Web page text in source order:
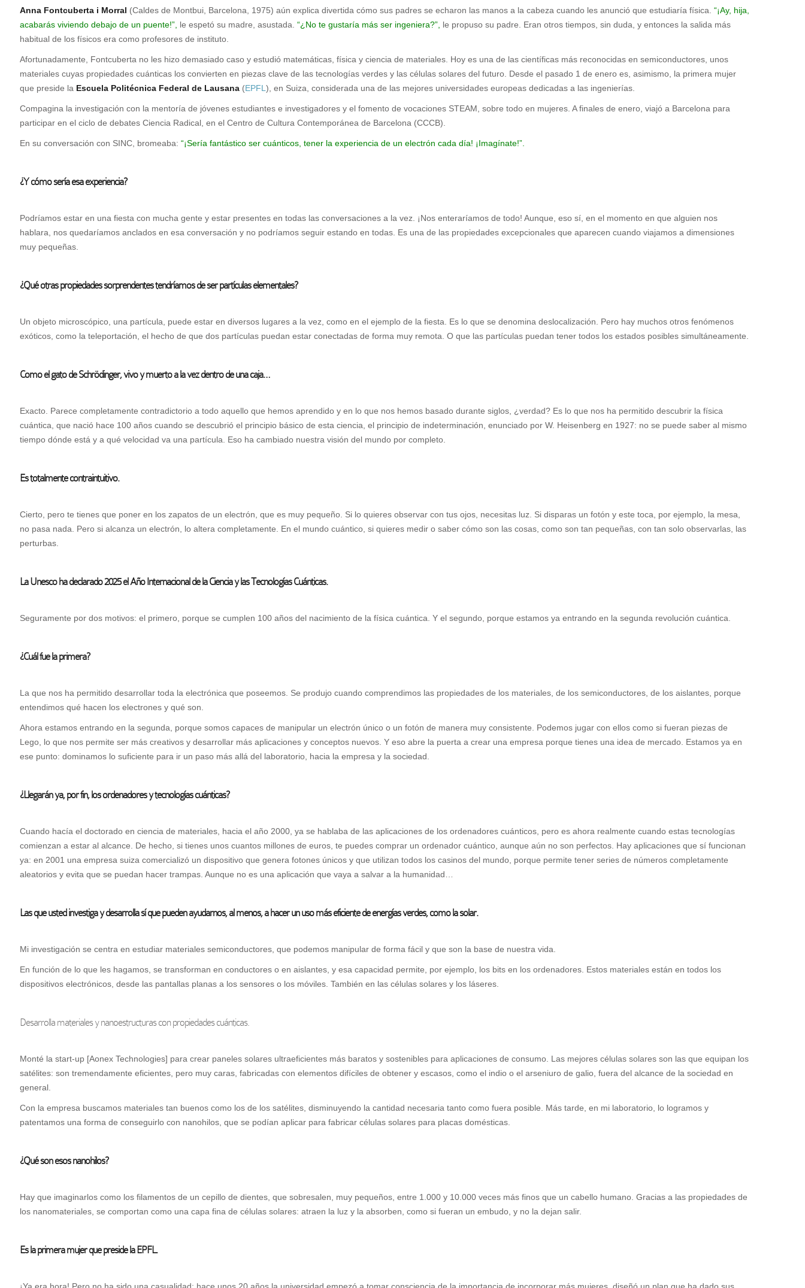
Anna Fontcuberta i Morral (Caldes de Montbui, Barcelona, 1975) aún explica divertida cómo sus padres se echaron las manos a la cabeza cuando les anunció que estudiaría física. “¡Ay, hija,
acabarás viviendo debajo de un puente!”, le espetó su madre, asustada. “¿No te gustaría más ser ingeniera?”, le propuso su padre. Eran otros tiempos, sin duda, y entonces la salida más
habitual de los físicos era como profesores de instituto.
Afortunadamente, Fontcuberta no les hizo demasiado caso y estudió matemáticas, física y ciencia de materiales. Hoy es una de las científicas más reconocidas en semiconductores, unos
materiales cuyas propiedades cuánticas los convierten en piezas clave de las tecnologías verdes y las células solares del futuro. Desde el pasado 1 de enero es, asimismo, la primera mujer
que preside la Escuela Politécnica Federal de Lausana (EPFL), en Suiza, considerada una de las mejores universidades europeas dedicadas a las ingenierías.
Compagina la investigación con la mentoría de jóvenes estudiantes e investigadores y el fomento de vocaciones STEAM, sobre todo en mujeres. A finales de enero, viajó a Barcelona para
participar en el ciclo de debates Ciencia Radical, en el Centro de Cultura Contemporánea de Barcelona (CCCB).
En su conversación con SINC, bromeaba: “¡Sería fantástico ser cuánticos, tener la experiencia de un electrón cada día! ¡Imagínate!”.
¿Y cómo sería esa experiencia?
Podríamos estar en una fiesta con mucha gente y estar presentes en todas las conversaciones a la vez. ¡Nos enteraríamos de todo! Aunque, eso sí, en el momento en que alguien nos
hablara, nos quedaríamos anclados en esa conversación y no podríamos seguir estando en todas. Es una de las propiedades excepcionales que aparecen cuando viajamos a dimensiones
muy pequeñas.
¿Qué otras propiedades sorprendentes tendríamos de ser partículas elementales?
Un objeto microscópico, una partícula, puede estar en diversos lugares a la vez, como en el ejemplo de la fiesta. Es lo que se denomina deslocalización. Pero hay muchos otros fenómenos
exóticos, como la teleportación, el hecho de que dos partículas puedan estar conectadas de forma muy remota. O que las partículas puedan tener todos los estados posibles simultáneamente.
Como el gato de Schrödinger, vivo y muerto a la vez dentro de una caja…
Exacto. Parece completamente contradictorio a todo aquello que hemos aprendido y en lo que nos hemos basado durante siglos, ¿verdad? Es lo que nos ha permitido descubrir la física
cuántica, que nació hace 100 años cuando se descubrió el principio básico de esta ciencia, el principio de indeterminación, enunciado por W. Heisenberg en 1927: no se puede saber al mismo
tiempo dónde está y a qué velocidad va una partícula. Eso ha cambiado nuestra visión del mundo por completo.
Es totalmente contraintuitivo.
Cierto, pero te tienes que poner en los zapatos de un electrón, que es muy pequeño. Si lo quieres observar con tus ojos, necesitas luz. Si disparas un fotón y este toca, por ejemplo, la mesa,
no pasa nada. Pero si alcanza un electrón, lo altera completamente. En el mundo cuántico, si quieres medir o saber cómo son las cosas, como son tan pequeñas, con tan solo observarlas, las
perturbas.
La Unesco ha declarado 2025 el Año Internacional de la Ciencia y las Tecnologías Cuánticas.
Seguramente por dos motivos: el primero, porque se cumplen 100 años del nacimiento de la física cuántica. Y el segundo, porque estamos ya entrando en la segunda revolución cuántica.
¿Cuál fue la primera?
La que nos ha permitido desarrollar toda la electrónica que poseemos. Se produjo cuando comprendimos las propiedades de los materiales, de los semiconductores, de los aislantes, porque
entendimos qué hacen los electrones y qué son.
Ahora estamos entrando en la segunda, porque somos capaces de manipular un electrón único o un fotón de manera muy consistente. Podemos jugar con ellos como si fueran piezas de
Lego, lo que nos permite ser más creativos y desarrollar más aplicaciones y conceptos nuevos. Y eso abre la puerta a crear una empresa porque tienes una idea de mercado. Estamos ya en
ese punto: dominamos lo suficiente para ir un paso más allá del laboratorio, hacia la empresa y la sociedad.
¿Llegarán ya, por fin, los ordenadores y tecnologías cuánticas?
Cuando hacía el doctorado en ciencia de materiales, hacia el año 2000, ya se hablaba de las aplicaciones de los ordenadores cuánticos, pero es ahora realmente cuando estas tecnologías
comienzan a estar al alcance. De hecho, si tienes unos cuantos millones de euros, te puedes comprar un ordenador cuántico, aunque aún no son perfectos. Hay aplicaciones que sí funcionan
ya: en 2001 una empresa suiza comercializó un dispositivo que genera fotones únicos y que utilizan todos los casinos del mundo, porque permite tener series de números completamente
aleatorios y evita que se puedan hacer trampas. Aunque no es una aplicación que vaya a salvar a la humanidad…
Las que usted investiga y desarrolla sí que pueden ayudarnos, al menos, a hacer un uso más eficiente de energías verdes, como la solar.
Mi investigación se centra en estudiar materiales semiconductores, que podemos manipular de forma fácil y que son la base de nuestra vida.
En función de lo que les hagamos, se transforman en conductores o en aislantes, y esa capacidad permite, por ejemplo, los bits en los ordenadores. Estos materiales están en todos los
dispositivos electrónicos, desde las pantallas planas a los sensores o los móviles. También en las células solares y los láseres.
Desarrolla materiales y nanoestructuras con propiedades cuánticas.
Monté la start-up [Aonex Technologies] para crear paneles solares ultraeficientes más baratos y sostenibles para aplicaciones de consumo. Las mejores células solares son las que equipan los
satélites: son tremendamente eficientes, pero muy caras, fabricadas con elementos difíciles de obtener y escasos, como el indio o el arseniuro de galio, fuera del alcance de la sociedad en
general.
Con la empresa buscamos materiales tan buenos como los de los satélites, disminuyendo la cantidad necesaria tanto como fuera posible. Más tarde, en mi laboratorio, lo logramos y
patentamos una forma de conseguirlo con nanohilos, que se podían aplicar para fabricar células solares para placas domésticas.
¿Qué son esos nanohilos?
Hay que imaginarlos como los filamentos de un cepillo de dientes, que sobresalen, muy pequeños, entre 1.000 y 10.000 veces más finos que un cabello humano. Gracias a las propiedades de
los nanomateriales, se comportan como una capa fina de células solares: atraen la luz y la absorben, como si fueran un embudo, y no la dejan salir.
Es la primera mujer que preside la EPFL.